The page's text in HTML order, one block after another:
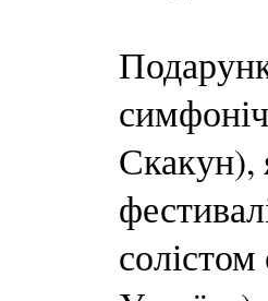
Скакун),